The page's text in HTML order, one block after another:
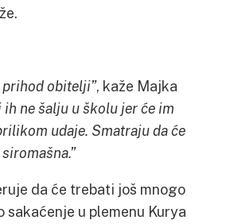
prihod obitelji”, kaže Majka
ih ne šalju u školu jer će im
udaje. Smatraju da će
da će trebati još mnogo
sakaćenje u plemenu Kurya